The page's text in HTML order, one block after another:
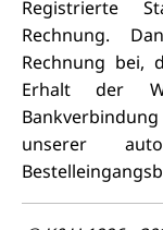
Registrierte
Rechnung.
Rechnung bei,
Erhalt der
unserer